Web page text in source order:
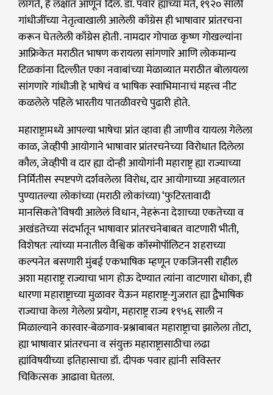
लागते, हे लक्षात आणून दिलं. डॉ. पवार ह्यांच्या मते, १९२० साली
गांधीजींच्या नेतृत्वाखाली आलेली काँग्रेस ही भाषावार प्रांतरचना
करून घेतलेली काँग्रेस होती. नामदार गोपाळ कृष्ण गोखल्यांना
आफ्रिकेत मराठीत भाषण करायला सांगणारे आणि लोकमान्य
टिळकांना दिल्लीत एका नवाबांच्या मेळाव्यात मराठीत बोलायला
सांगणारे गांधीजी हे भाषेचं व भाषिक स्वाभिमानाचं महत्त्व नीट
कळलेले पहिले भारतीय पातळीवरचे पुढारी होते.
महाराष्ट्रामध्ये आपल्या भाषेचा प्रांत व्हावा ही जाणीव यायला गेलेला
काळ, जेव्हीपी आयोगाने भाषावार प्रांतरचनेच्या विरोधात दिलेला
कौल, जेव्हीपी व दार ह्या दोन्ही आयोगांनी महाराष्ट्र ह्या राज्याच्या
निर्मितीस स्पष्टपणे दर्शवलेला विरोध, दार आयोगाच्या अहवालात
पुण्यातल्या लोकांच्या (मराठी लोकांच्या) ‘फुटिरतावादी
मानसिकते’विषयी आलेलं विधान, नेहरूंना देशाच्या एकतेच्या व
अखंडतेच्या संदर्भातून भाषावार प्रांतरचनेबाबत वाटणारी भीती,
विशेषतः त्यांच्या मनातील वैश्विक कॉस्मोपॉलिटन शहराच्या
कल्पनेत बसणारी मुंबई एकभाषिक म्हणून एकजिनसी राहील
अशा महाराष्ट्र राज्याचा भाग होऊ देण्यात त्यांना वाटणारा धोका, ही
धारणा महाराष्ट्राच्या मुळावर येऊन महाराष्ट्र-गुजरात ह्या द्वैभाषिक
राज्याचा केला गेलेला प्रयोग, महाराष्ट्र राज्य १९५६ साली न
मिळाल्याने कारवार-बेळगाव-प्रश्नाबाबत महाराष्ट्राचा झालेला तोटा,
ह्या भाषावार प्रांतरचना व संयुक्त महाराष्ट्रासाठीचा लढा
ह्यांविषयीच्या इतिहासाचा डॉ. दीपक पवार ह्यांनी सविस्तर
चिकित्सक आढावा घेतला.